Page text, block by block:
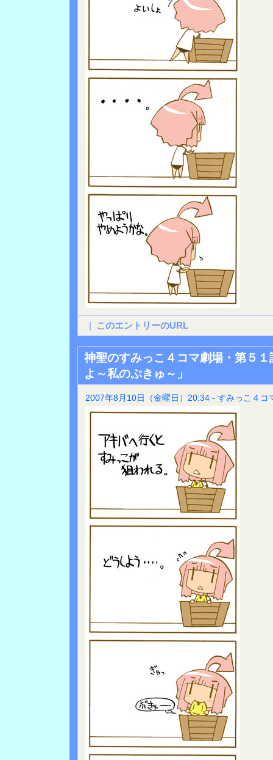
| このエントリーのURL
神聖のすみっこ４コマ劇場・第５
よ～私のぷきゅ～」
2007年8月10日（金曜日）20:34 - すみっこ４コ